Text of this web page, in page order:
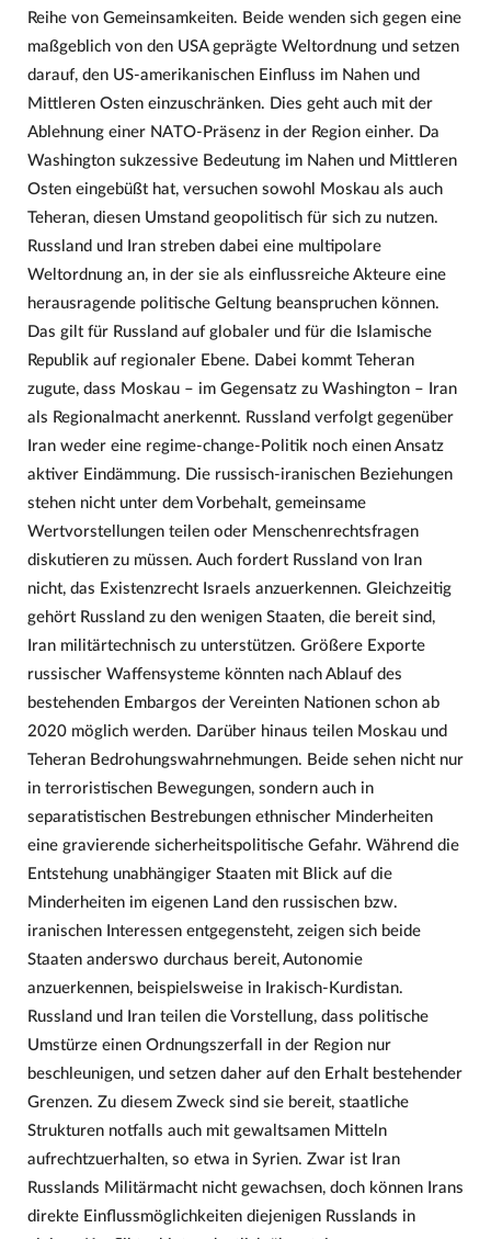
Reihe von Gemeinsamkeiten. Beide wenden sich gegen eine
maßgeblich von den USA geprägte Weltordnung und setzen
darauf, den US-amerikanischen Einfluss im Nahen und
Mittleren Osten einzuschränken. Dies geht auch mit der
Ablehnung einer NATO-Präsenz in der Region einher. Da
Washington sukzessive Bedeutung im Nahen und Mittleren
Osten eingebüßt hat, versuchen sowohl Moskau als auch
Teheran, diesen Umstand geopolitisch für sich zu nutzen.
Russland und Iran streben dabei eine multipolare
Weltordnung an, in der sie als einflussreiche Akteure eine
herausragende politische Geltung beanspruchen können.
Das gilt für Russland auf globaler und für die Islamische
Republik auf regionaler Ebene. Dabei kommt Teheran
zugute, dass Moskau – im Gegensatz zu Washington – Iran
als Regionalmacht anerkennt. Russland verfolgt gegenüber
Iran weder eine regime-change-Politik noch einen Ansatz
aktiver Eindämmung. Die russisch-iranischen Beziehungen
stehen nicht unter dem Vorbehalt, gemeinsame
Wertvorstellungen teilen oder Menschenrechtsfragen
diskutieren zu müssen. Auch fordert Russland von Iran
nicht, das Existenzrecht Israels anzuerkennen. Gleichzeitig
gehört Russland zu den wenigen Staaten, die bereit sind,
Iran militärtechnisch zu unterstützen. Größere Exporte
russischer Waffensysteme könnten nach Ablauf des
bestehenden Embargos der Vereinten Nationen schon ab
2020 möglich werden. Darüber hinaus teilen Moskau und
Teheran Bedrohungswahrnehmungen. Beide sehen nicht nur
in terroristischen Bewegungen, sondern auch in
separatistischen Bestrebungen ethnischer Minderheiten
eine gravierende sicherheitspolitische Gefahr. Während die
Entstehung unabhängiger Staaten mit Blick auf die
Minderheiten im eigenen Land den russischen bzw.
iranischen Interessen entgegensteht, zeigen sich beide
Staaten anderswo durchaus bereit, Autonomie
anzuerkennen, beispielsweise in Irakisch-Kurdistan.
Russland und Iran teilen die Vorstellung, dass politische
Umstürze einen Ordnungszerfall in der Region nur
beschleunigen, und setzen daher auf den Erhalt bestehender
Grenzen. Zu diesem Zweck sind sie bereit, staatliche
Strukturen notfalls auch mit gewaltsamen Mitteln
aufrechtzuerhalten, so etwa in Syrien. Zwar ist Iran
Russlands Militärmacht nicht gewachsen, doch können Irans
direkte Einflussmöglichkeiten diejenigen Russlands in